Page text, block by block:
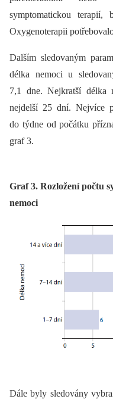
symptomatickou terapií,
Oxygenoterapii
Dalším sledovaným
délka nemoci u
7,1 dne. Nejkratší délka
nejdelší 25 dní. Nejvíce
do týdne od počátku
graf 3.
Graf 3. Rozložení počtu
nemoci
Dále byly sledovány